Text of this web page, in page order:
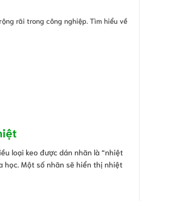
rãi trong công nghiệp. Tìm hiểu về
loại keo được dán nhãn là “nhiệt
học. Một số nhãn sẽ hiển thị nhiệt